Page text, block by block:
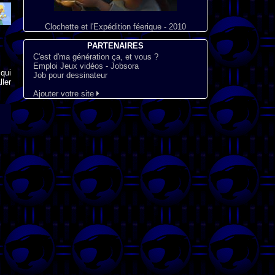
Clochette et l'Expédition féerique - 2010
PARTENAIRES
C'est d'ma génération ça, et vous ?
Emploi Jeux vidéos - Jobsora
Job pour dessinateur
Ajouter votre site